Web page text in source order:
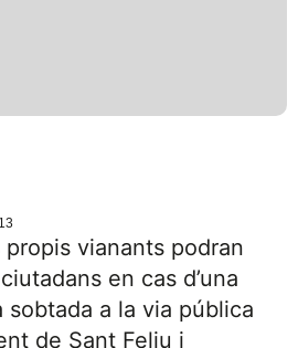
propis vianants podran
en cas d’una
sobtada a la via pública
de Sant Feliu i